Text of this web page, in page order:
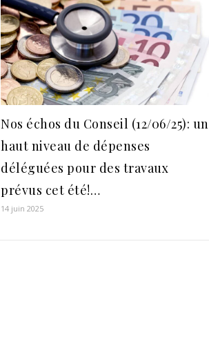
Nos échos du Conseil (12/06/25): un
haut niveau de dépenses
déléguées pour des travaux
prévus cet été!…
14 juin 2025